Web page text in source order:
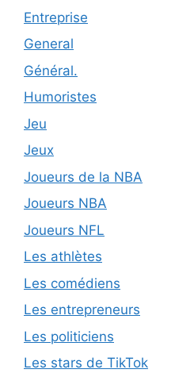
Entreprise
General
Général.
Humoristes
Jeu
Jeux
Joueurs de la NBA
Joueurs NBA
Joueurs NFL
Les athlètes
Les comédiens
Les entrepreneurs
Les politiciens
Les stars de TikTok